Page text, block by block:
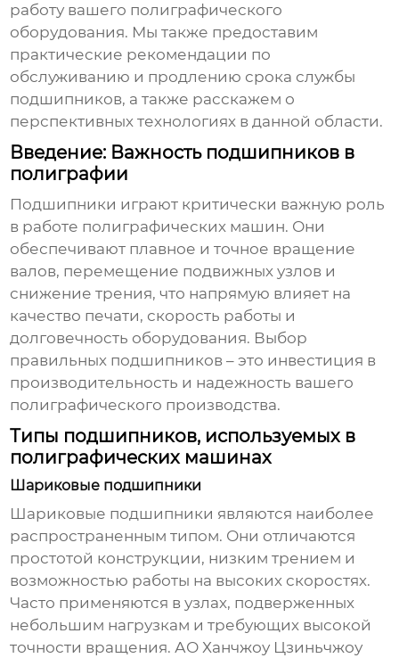
работу вашего полиграфического
оборудования. Мы также предоставим
практические рекомендации по
обслуживанию и продлению срока службы
подшипников, а также расскажем о
перспективных технологиях в данной области.
Введение: Важность подшипников в
полиграфии
Подшипники играют критически важную роль
в работе полиграфических машин. Они
обеспечивают плавное и точное вращение
валов, перемещение подвижных узлов и
снижение трения, что напрямую влияет на
качество печати, скорость работы и
долговечность оборудования. Выбор
правильных подшипников – это инвестиция в
производительность и надежность вашего
полиграфического производства.
Типы подшипников, используемых в
полиграфических машинах
Шариковые подшипники
Шариковые подшипники являются наиболее
распространенным типом. Они отличаются
простотой конструкции, низким трением и
возможностью работы на высоких скоростях.
Часто применяются в узлах, подверженных
небольшим нагрузкам и требующих высокой
точности вращения.АО Ханчжоу Цзиньчжоу